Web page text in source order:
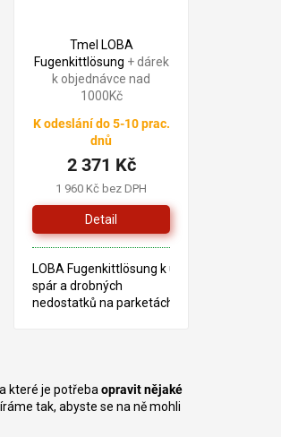
Tmel LOBA
Fugenkittlösung + dárek
k objednávce nad
1000Kč
K odeslání do 5-10 prac.
dnů
1 960 Kč bez DPH
2 371 Kč
Detail
LOBA Fugenkittlösung k uzavírání
spár a drobných
nedostatků na parketách
vlastnosti,...
které je potřeba opravit nějaké
tak, abyste se na ně mohli